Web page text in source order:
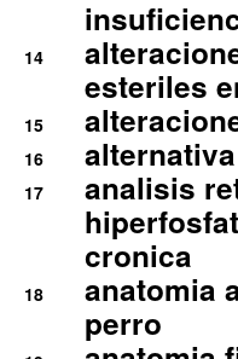
14
esteriles
15
16
17
analisis
cronica
18
anatomia
perro